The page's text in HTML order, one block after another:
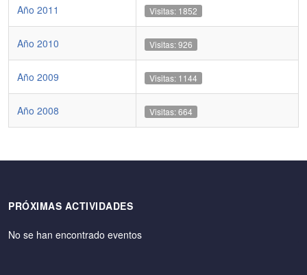
Año 2011 Visitas: 1852
Año 2010 Visitas: 926
Año 2009 Visitas: 1144
Año 2008 Visitas: 664
PRÓXIMAS ACTIVIDADES
No se han encontrado eventos